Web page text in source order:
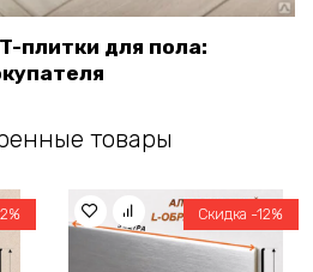
плитки для пола:
товары
Скидка -12%